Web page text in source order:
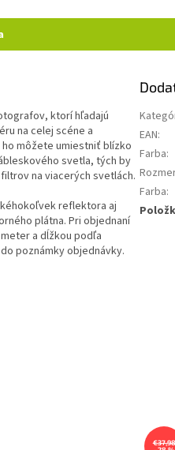
€37,98
ktorí hľadajú
na celej scéne a
môžete umiestniť blízko
svetla, tých by
na viacerých svetlách.
reflektora aj
plátna. Pri objednaní
a dĺžkou podľa
poznámky objednávky.
EAN:
Farba:
Farba: